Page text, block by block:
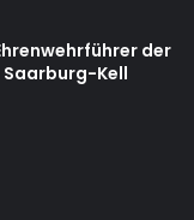
der
Kell